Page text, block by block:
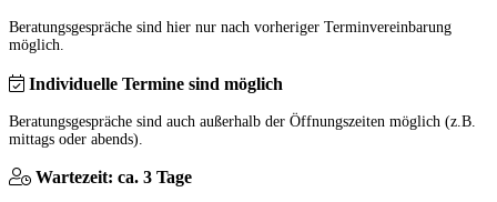
Beratungsgespräche sind hier nur nach vorheriger Terminvereinbarung
möglich.
Individuelle Termine sind möglich
Beratungsgespräche sind auch außerhalb der Öffnungszeiten möglich (z.B.
mittags oder abends).
Wartezeit: ca. 3 Tage